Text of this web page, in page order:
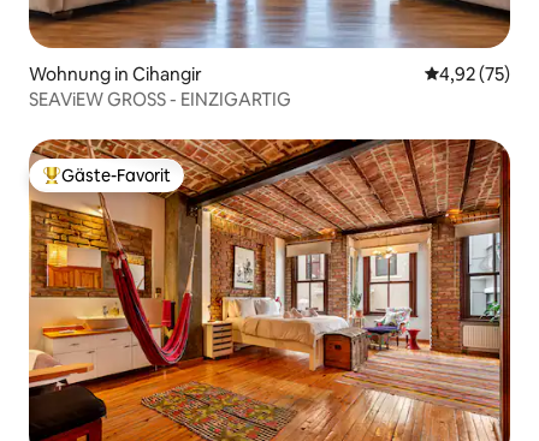
Wohnung in Cihangir
4,92 (75)
SEAViEW GROSS - EINZIGARTIG
Beliebter Gäste-Favorit.
Gäste-Favorit